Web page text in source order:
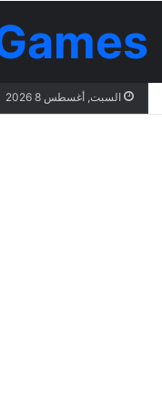
السبت, أغسطس 8 2026